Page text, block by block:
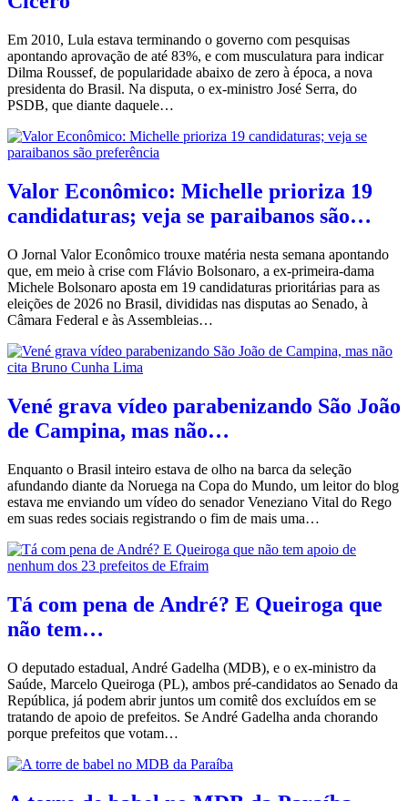
Em 2010, Lula estava terminando o governo com pesquisas
apontando aprovação de até 83%, e com musculatura para indicar
Dilma Roussef, de popularidade abaixo de zero à época, a nova
presidenta do Brasil. Na disputa, o ex-ministro José Serra, do
PSDB, que diante daquele…
Valor Econômico: Michelle prioriza 19
candidaturas; veja se paraibanos são…
O Jornal Valor Econômico trouxe matéria nesta semana apontando
que, em meio à crise com Flávio Bolsonaro, a ex-primeira-dama
Michele Bolsonaro aposta em 19 candidaturas prioritárias para as
eleições de 2026 no Brasil, divididas nas disputas ao Senado, à
Câmara Federal e às Assembleias…
Vené grava vídeo parabenizando São João
de Campina, mas não…
Enquanto o Brasil inteiro estava de olho na barca da seleção
afundando diante da Noruega na Copa do Mundo, um leitor do blog
estava me enviando um vídeo do senador Veneziano Vital do Rego
em suas redes sociais registrando o fim de mais uma…
Tá com pena de André? E Queiroga que
não tem…
O deputado estadual, André Gadelha (MDB), e o ex-ministro da
Saúde, Marcelo Queiroga (PL), ambos pré-candidatos ao Senado da
República, já podem abrir juntos um comitê dos excluídos em se
tratando de apoio de prefeitos. Se André Gadelha anda chorando
porque prefeitos que votam…